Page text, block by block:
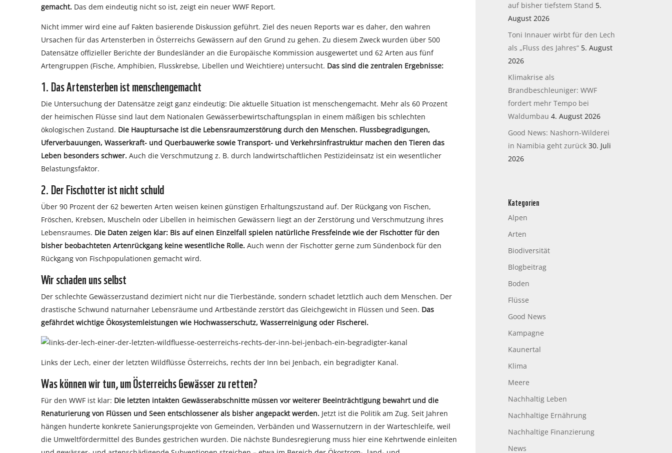
gemacht. Das dem eindeutig nicht so ist, zeigt ein neuer WWF Report.
Nicht immer wird eine auf Fakten basierende Diskussion geführt. Ziel des neuen Reports war es daher, den wahren
Ursachen für das Artensterben in Österreichs Gewässern auf den Grund zu gehen. Zu diesem Zweck wurden über 500
Datensätze offizieller Berichte der Bundesländer an die Europäische Kommission ausgewertet und 62 Arten aus fünf
Artengruppen (Fische, Amphibien, Flusskrebse, Libellen und Weichtiere) untersucht. Das sind die zentralen Ergebnisse:
1. Das Artensterben ist menschengemacht
Die Untersuchung der Datensätze zeigt ganz eindeutig: Die aktuelle Situation ist menschengemacht. Mehr als 60 Prozent
der heimischen Flüsse sind laut dem Nationalen Gewässerbewirtschaftungsplan in einem mäßigen bis schlechten
ökologischen Zustand. Die Hauptursache ist die Lebensraumzerstörung durch den Menschen. Flussbegradigungen,
Uferverbauungen, Wasserkraft- und Querbauwerke sowie Transport- und Verkehrsinfrastruktur machen den Tieren das
Leben besonders schwer. Auch die Verschmutzung z. B. durch landwirtschaftlichen Pestizideinsatz ist ein wesentlicher
Belastungsfaktor.
2. Der Fischotter ist nicht schuld
Über 90 Prozent der 62 bewerten Arten weisen keinen günstigen Erhaltungszustand auf. Der Rückgang von Fischen,
Fröschen, Krebsen, Muscheln oder Libellen in heimischen Gewässern liegt an der Zerstörung und Verschmutzung ihres
Lebensraumes. Die Daten zeigen klar: Bis auf einen Einzelfall spielen natürliche Fressfeinde wie der Fischotter für den
bisher beobachteten Artenrückgang keine wesentliche Rolle. Auch wenn der Fischotter gerne zum Sündenbock für den
Rückgang von Fischpopulationen gemacht wird.
Wir schaden uns selbst
Der schlechte Gewässerzustand dezimiert nicht nur die Tierbestände, sondern schadet letztlich auch dem Menschen. Der
drastische Schwund naturnaher Lebensräume und Artbestände zerstört das Gleichgewicht in Flüssen und Seen. Das
gefährdet wichtige Ökosystemleistungen wie Hochwasserschutz, Wasserreinigung oder Fischerei.
Links der Lech, einer der letzten Wildflüsse Österreichs, rechts der Inn bei Jenbach, ein begradigter Kanal.
Was können wir tun, um Österreichs Gewässer zu retten?
Für den WWF ist klar: Die letzten intakten Gewässerabschnitte müssen vor weiterer Beeinträchtigung bewahrt und die
Renaturierung von Flüssen und Seen entschlossener als bisher angepackt werden. Jetzt ist die Politik am Zug. Seit Jahren
hängen hunderte konkrete Sanierungsprojekte von Gemeinden, Verbänden und Wassernutzern in der Warteschleife, weil
die Umweltfördermittel des Bundes gestrichen wurden. Die nächste Bundesregierung muss hier eine Kehrtwende einleiten
auf bisher tiefstem Stand 5.
August 2026
Toni Innauer wirbt für den Lech
als „Fluss des Jahres“ 5. August
2026
Klimakrise als
Brandbeschleuniger: WWF
fordert mehr Tempo bei
Waldumbau 4. August 2026
Good News: Nashorn-Wilderei
in Namibia geht zurück 30. Juli
2026
Kategorien
Alpen
Arten
Biodiversität
Blogbeitrag
Boden
Flüsse
Good News
Kampagne
Kaunertal
Klima
Meere
Nachhaltig Leben
Nachhaltige Ernährung
Nachhaltige Finanzierung
News